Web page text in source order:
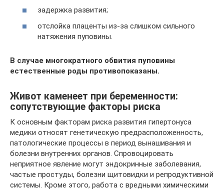
задержка развития;
отслойка плаценты из-за слишком сильного
натяжения пуповины.
В случае многократного обвития пуповины
естественные роды противопоказаны.
Живот каменеет при беременности:
сопутствующие факторы риска
К основным факторам риска развития гипертонуса
медики относят генетическую предрасположенность,
патологические процессы в период вынашивания и
болезни внутренних органов. Спровоцировать
неприятное явление могут эндокринные заболевания,
частые простуды, болезни щитовидки и репродуктивной
системы. Кроме этого, работа с вредными химическими